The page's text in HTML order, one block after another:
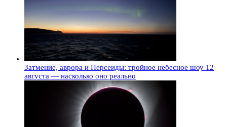
Затмение, аврора и Персеиды: тройное небесное шоу 12
августа — насколько оно реально